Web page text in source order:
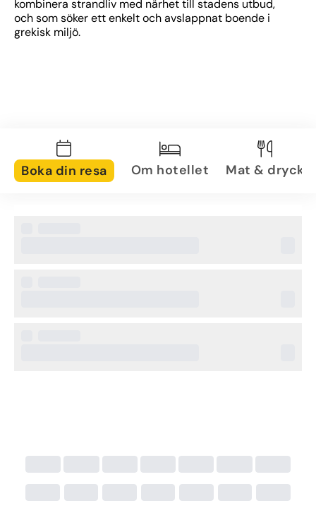
kombinera strandliv med närhet till stadens utbud,
och som söker ett enkelt och avslappnat boende i
grekisk miljö.
Boka din resa Om hotellet Mat & dryck